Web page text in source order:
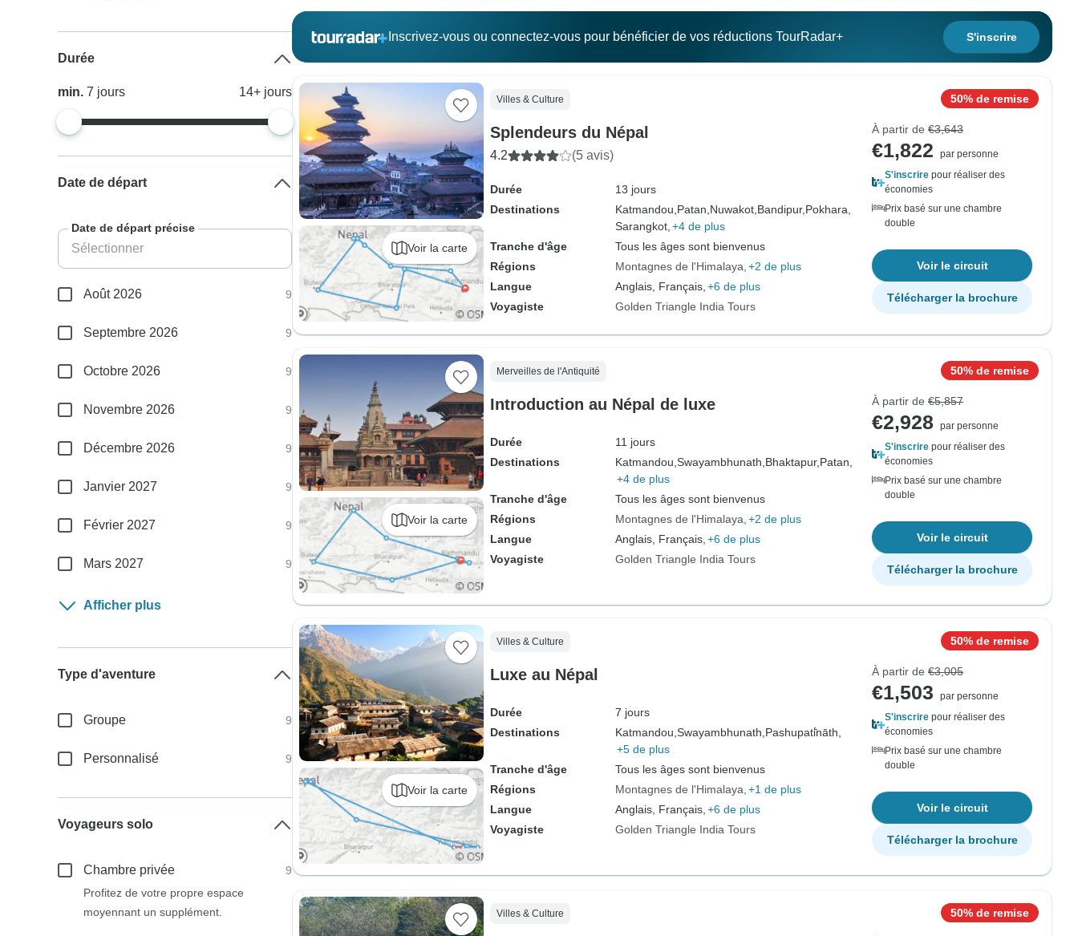
Inscrivez-vous ou connectez-vous pour bénéficier de vos réductions TourRadar+ S'inscrire
Voir la carte
Villes & Culture
Splendeurs du Népal
4.2 (5 avis)
Durée
13 jours
Destinations
Katmandou, Patan, Nuwakot, Bandipur, Pokhara,
Sarangkot, +4 de plus
Tranche d'âge
Tous les âges sont bienvenus
Régions
Montagnes de l'Himalaya +2 de plus
Langue
Anglais, Français, +6 de plus
Voyagiste
Golden Triangle India Tours
50% de remise
À partir de €3,643
€1,822
par personne
S'inscrire pour réaliser des
économies
Prix basé sur une chambre
double
Voir le circuit
Télécharger la brochure
Voir la carte
Merveilles de l'Antiquité
Introduction au Népal de luxe
Durée
11 jours
Destinations
Katmandou, Swayambhunath, Bhaktapur, Patan,
+4 de plus
Tranche d'âge
Tous les âges sont bienvenus
Régions
Montagnes de l'Himalaya +2 de plus
Langue
Anglais, Français, +6 de plus
Voyagiste
Golden Triangle India Tours
50% de remise
À partir de €5,857
€2,928
par personne
S'inscrire pour réaliser des
économies
Prix basé sur une chambre
double
Voir le circuit
Télécharger la brochure
Voir la carte
Villes & Culture
Luxe au Népal
Durée
7 jours
Destinations
Katmandou, Swayambhunath, Pashupati̇̄nāth,
+5 de plus
Tranche d'âge
Tous les âges sont bienvenus
Régions
Montagnes de l'Himalaya +1 de plus
Langue
Anglais, Français, +6 de plus
Voyagiste
Golden Triangle India Tours
50% de remise
À partir de €3,005
€1,503
par personne
S'inscrire pour réaliser des
économies
Prix basé sur une chambre
double
Voir le circuit
Télécharger la brochure
Villes & Culture 50% de remise
Durée
min.7 jours 14+ jours
Date de départ
Date de départ précise
Août 2026 9
Septembre 2026 9
Octobre 2026 9
Novembre 2026 9
Décembre 2026 9
Janvier 2027 9
Février 2027 9
Mars 2027 9
Afficher plus
Type d'aventure
Groupe 9
Personnalisé 9
Voyageurs solo
Chambre privée
9
Profitez de votre propre espace
moyennant un supplément.